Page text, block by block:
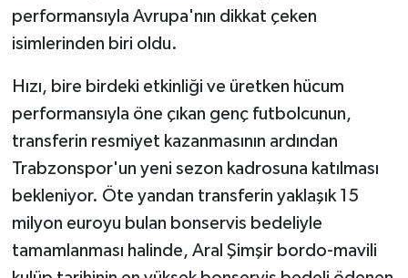
performansıyla Avrupa'nın dikkat çeken
isimlerinden biri oldu.
Hızı, bire birdeki etkinliği ve üretken hücum
performansıyla öne çıkan genç futbolcunun,
transferin resmiyet kazanmasının ardından
Trabzonspor'un yeni sezon kadrosuna katılması
bekleniyor. Öte yandan transferin yaklaşık 15
milyon euroyu bulan bonservis bedeliyle
tamamlanması halinde, Aral Şimşir bordo-mavili